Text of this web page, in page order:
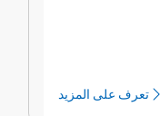
تعرف على المزيد